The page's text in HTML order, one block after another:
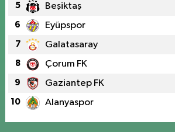
5 Beşiktaş
6 Eyüpspor
7 Galatasaray
8 Çorum FK
9 Gaziantep FK
10 Alanyaspor